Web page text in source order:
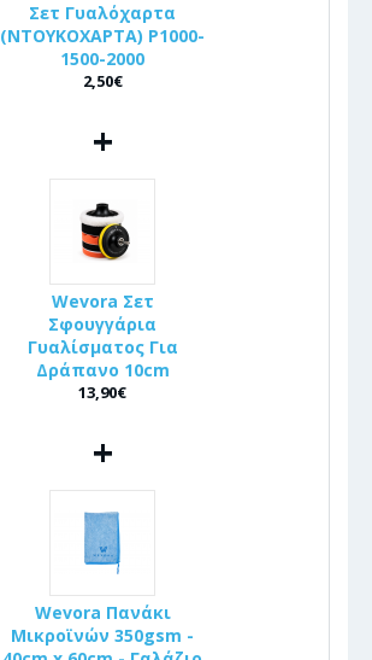
Σετ Γυαλόχαρτα
(ΝΤΟΥΚΟΧΑΡΤΑ) P1000-
1500-2000
2,50€
+
Wevora Σετ
Σφουγγάρια
Γυαλίσματος Για
Δράπανο 10cm
13,90€
+
Wevora Πανάκι
Μικροϊνών 350gsm -